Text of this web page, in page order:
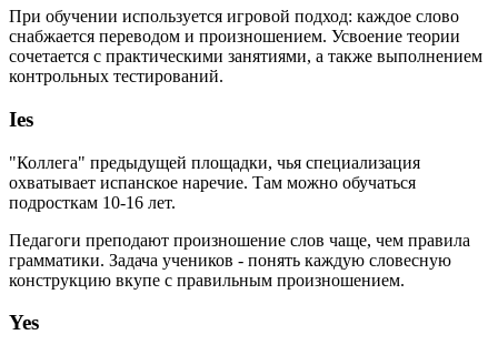
При обучении используется игровой подход: каждое слово
снабжается переводом и произношением. Усвоение теории
сочетается с практическими занятиями, а также выполнением
контрольных тестирований.
Ies
"Коллега" предыдущей площадки, чья специализация
охватывает испанское наречие. Там можно обучаться
подросткам 10-16 лет.
Педагоги преподают произношение слов чаще, чем правила
грамматики. Задача учеников - понять каждую словесную
конструкцию вкупе с правильным произношением.
Yes